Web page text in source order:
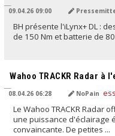
09.04.26 09:00
BH présente l'iLynx+ DL :
de 150 Nm et batterie de
Wahoo TRACKR Radar à
08.04.26 06:28 NoPain
Le Wahoo TRACKR Radar
une puissance d'éclairage
convaincante. De petites ...